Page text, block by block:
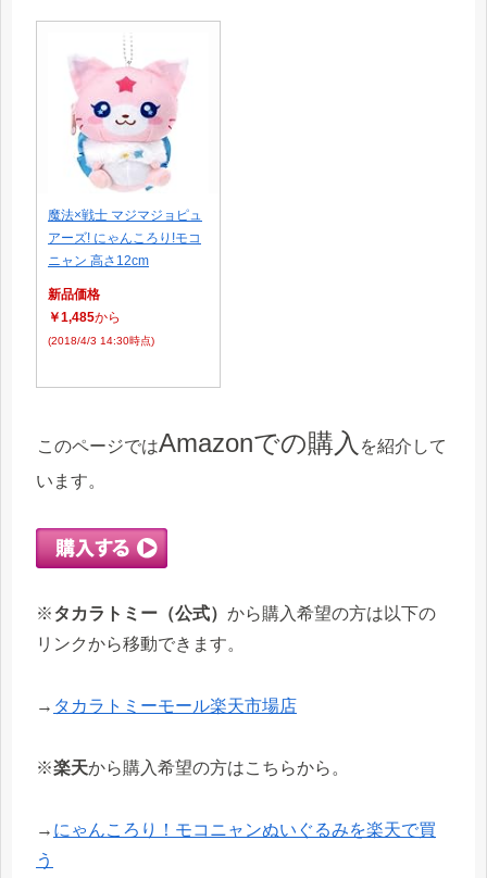
魔法×戦士 マジマジョピュ
アーズ! にゃんころり!モコ
ニャン 高さ12cm
新品価格
￥1,485から
(2018/4/3 14:30時点)
このページではAmazonでの購入 を紹介して
います。
※タカラトミー（公式） から購入希望の方は以下の
リンクから移動できます。
→ タカラトミーモール楽天市場店
※楽天から購入希望の方はこちらから。
→ にゃんころり！モコニャンぬいぐるみを楽天で買
う